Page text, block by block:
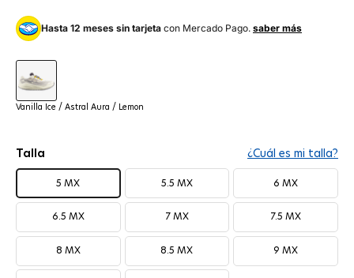
Hasta 12 meses sin tarjeta con Mercado Pago. saber más
Vanilla Ice / Astral Aura / Lemon
Talla ¿Cuál es mi talla?
5 MX 5.5 MX 6 MX
6.5 MX 7 MX 7.5 MX
8 MX 8.5 MX 9 MX